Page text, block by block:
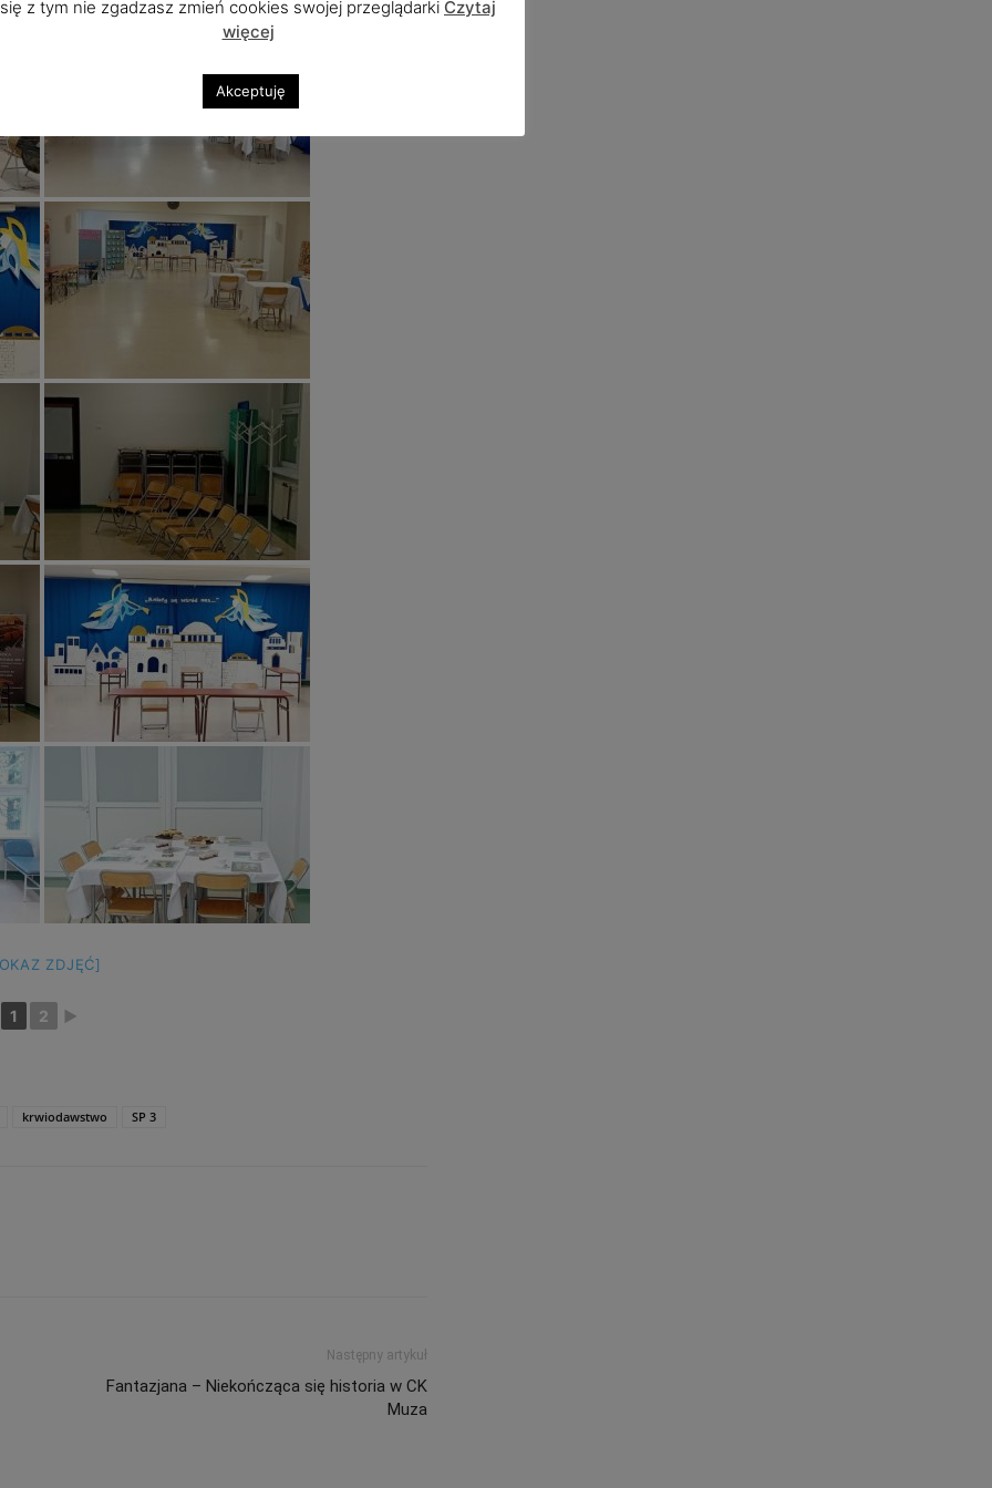
ZDJĘĆ]
1 2 ►
krwiodawstwo SP 3
Następny artykuł
Fantazjana – Niekończąca się historia w CK
Muza
się z tym nie zgadzasz zmień cookies swojej przeglądarki Czytaj
więcej
Akceptuję